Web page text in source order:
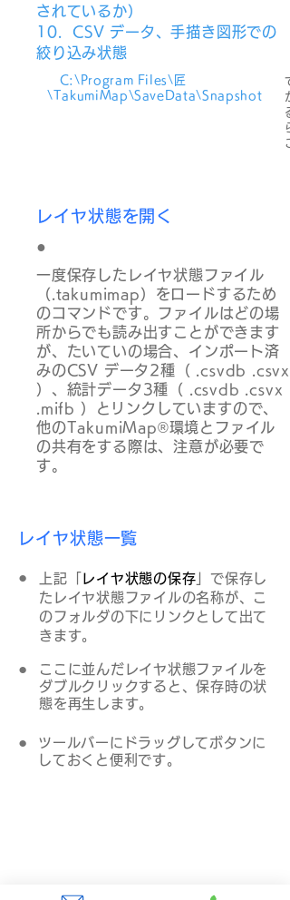
されているか）
10. CSV データ、手描き図形での
絞り込み状態
C:\Program Files\匠
\TakumiMap\SaveData\Snapshot
​
レイヤ状態を開く
●
一度保存したレイヤ状態ファイル
（.takumimap）をロードするため
のコマンドです。ファイルはどの場
所からでも読み出すことができます
が、たいていの場合、インポート済
みのCSV データ2種（ .csvdb .csvx
）、統計データ3種（ .csvdb .csvx
.mifb ）とリンクしていますので、
他のTakumiMap®環境とファイル
の共有をする際は、注意が必要で
す。
レイヤ状態一覧
● 上記「 レイヤ状態の保存 」で保存し
たレイヤ状態ファイルの名称が、こ
のフォルダの下にリンクとして出て
きます。
●
ここに並んだレイヤ状態ファイルを
ダブルクリックすると、保存時の状
態を再生します。
●
ツールバーにドラッグしてボタンに
しておくと便利です。